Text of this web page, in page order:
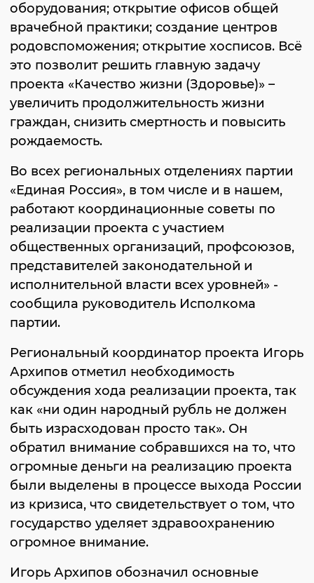
оборудования; открытие офисов общей
врачебной практики; создание центров
родовспоможения; открытие хосписов. Всё
это позволит решить главную задачу
проекта «Качество жизни (Здоровье)» –
увеличить продолжительность жизни
граждан, снизить смертность и повысить
рождаемость.
Во всех региональных отделениях партии
«Единая Россия», в том числе и в нашем,
работают координационные советы по
реализации проекта с участием
общественных организаций, профсоюзов,
представителей законодательной и
исполнительной власти всех уровней» -
сообщила руководитель Исполкома
партии.
Региональный координатор проекта Игорь
Архипов отметил необходимость
обсуждения хода реализации проекта, так
как «ни один народный рубль не должен
быть израсходован просто так». Он
обратил внимание собравшихся на то, что
огромные деньги на реализацию проекта
были выделены в процессе выхода России
из кризиса, что свидетельствует о том, что
государство уделяет здравоохранению
огромное внимание.
Игорь Архипов обозначил основные